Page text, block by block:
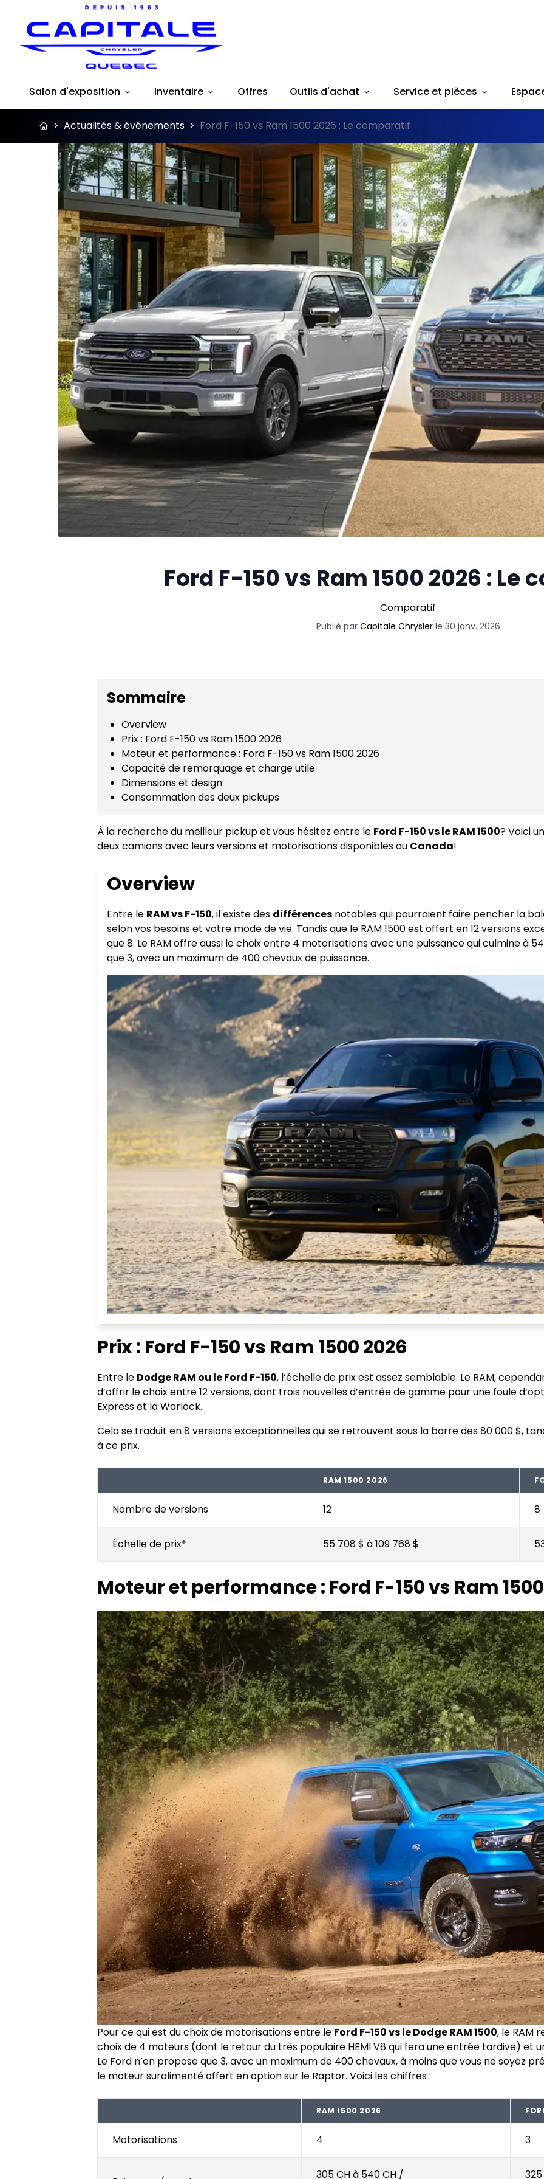
Salon d'exposition Inventaire Offres Outils d'achat Service et pièces
> Actualités & événements > Ford F-150 vs Ram 1500 2026 : Le comparatif
Ford F-150 vs Ram 1500 2026 : Le
Comparatif
Publié par Capitale Chrysler le 30 janv. 2026
Sommaire
Overview
Prix : Ford F-150 vs Ram 1500 2026
Moteur et performance : Ford F-150 vs Ram 1500 2026
Capacité de remorquage et charge utile
Dimensions et design
Consommation des deux pickups
À la recherche du meilleur pickup et vous hésitez entre le Ford F-150 vs le RAM 1500? Voici
deux camions avec leurs versions et motorisations disponibles au Canada!
Overview
Entre le RAM vs F-150, il existe des différences notables qui pourraient faire pencher la
selon vos besoins et votre mode de vie. Tandis que le RAM 1500 est offert en 12 versions
que 8. Le RAM offre aussi le choix entre 4 motorisations avec une puissance qui culmine à
que 3, avec un maximum de 400 chevaux de puissance.
Prix : Ford F-150 vs Ram 1500 2026
Entre le Dodge RAM ou le Ford F-150, l’échelle de prix est assez semblable. Le RAM,
d’offrir le choix entre 12 versions, dont trois nouvelles d’entrée de gamme pour une foule
Express et la Warlock.
Cela se traduit en 8 versions exceptionnelles qui se retrouvent sous la barre des 80 000 $,
à ce prix.
RAM 1500 2026
Nombre de versions 12 8
Échelle de prix* 55 708 $ à 109 768 $
Moteur et performance : Ford F-150 vs Ram
Pour ce qui est du choix de motorisations entre le Ford F-150 vs le Dodge RAM 1500, le RAM
choix de 4 moteurs (dont le retour du très populaire HEMI V8 qui fera une entrée tardive) et
Le Ford n’en propose que 3, avec un maximum de 400 chevaux, à moins que vous ne soyez
le moteur suralimenté offert en option sur le Raptor. Voici les chiffres :
RAM 1500 2026
Motorisations 4 3
305 CH à 540 CH /